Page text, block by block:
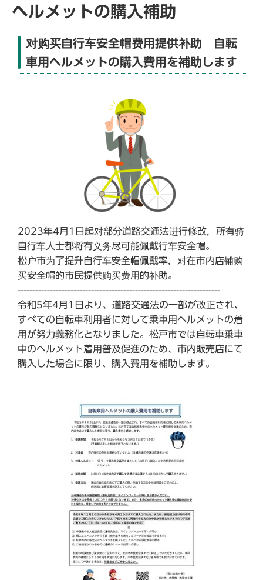
ヘルメットの購入補助
对购买自行车安全帽费用提供补助 自転
車用ヘルメットの購入費用を補助します
2023年4月1日起对部分道路交通法进行修改，所有骑
自行车人士都将有义务尽可能佩戴行车安全帽。
松户市为了提升自行车安全帽佩戴率，对在市内店铺购
买安全帽的市民提供购买费用的补助。
---------------------------------------------------------------------
令和5年4月1日より、道路交通法の一部が改正され、
すべての自転車利用者に対して乗車用ヘルメットの着
用が努力義務化となりました。松戸市では自転車乗車
中のヘルメット着用普及促進のため、市内販売店にて
購入した場合に限り、購入費用を補助します。